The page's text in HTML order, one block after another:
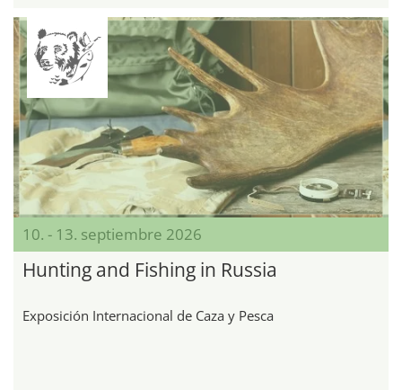
10. - 13. septiembre 2026
Hunting and Fishing in Russia
Exposición Internacional de Caza y Pesca